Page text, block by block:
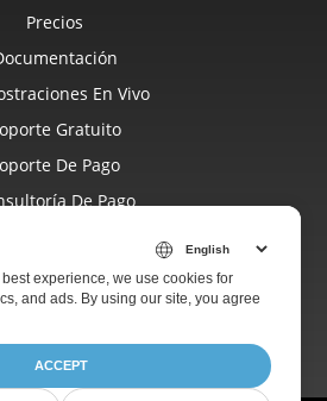
Precios
En Vivo
Gratuito
De Pago
De Pago
Sitios Web
Acerca De
experience, we use cookies for
and ads. By using our site, you agree
ACCEPT